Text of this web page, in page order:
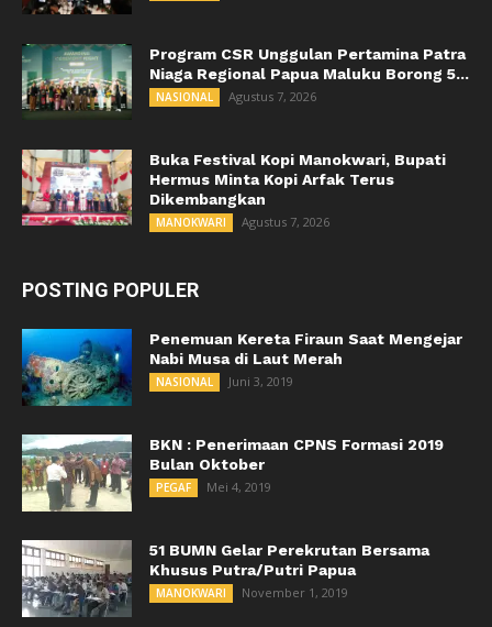
Program CSR Unggulan Pertamina Patra
Niaga Regional Papua Maluku Borong 5...
NASIONAL Agustus 7, 2026
Buka Festival Kopi Manokwari, Bupati
Hermus Minta Kopi Arfak Terus
Dikembangkan
MANOKWARI Agustus 7, 2026
POSTING POPULER
Penemuan Kereta Firaun Saat Mengejar
Nabi Musa di Laut Merah
NASIONAL Juni 3, 2019
BKN : Penerimaan CPNS Formasi 2019
Bulan Oktober
PEGAF Mei 4, 2019
51 BUMN Gelar Perekrutan Bersama
Khusus Putra/Putri Papua
MANOKWARI November 1, 2019